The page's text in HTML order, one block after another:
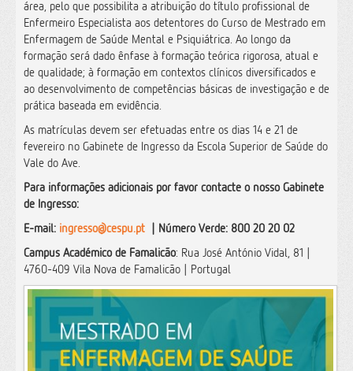
área, pelo que possibilita a atribuição do título profissional de
Enfermeiro Especialista aos detentores do Curso de Mestrado em
Enfermagem de Saúde Mental e Psiquiátrica. Ao longo da
formação será dado ênfase à formação teórica rigorosa, atual e
de qualidade; à formação em contextos clínicos diversificados e
ao desenvolvimento de competências básicas de investigação e de
prática baseada em evidência.
As matrículas devem ser efetuadas entre os dias 14 e 21 de
fevereiro no Gabinete de Ingresso da Escola Superior de Saúde do
Vale do Ave.
Para informações adicionais por favor contacte o nosso Gabinete
de Ingresso:
E-mail: ingresso@cespu.pt | Número Verde: 800 20 20 02
Campus Académico de Famalicão: Rua José António Vidal, 81 |
4760-409 Vila Nova de Famalicão | Portugal